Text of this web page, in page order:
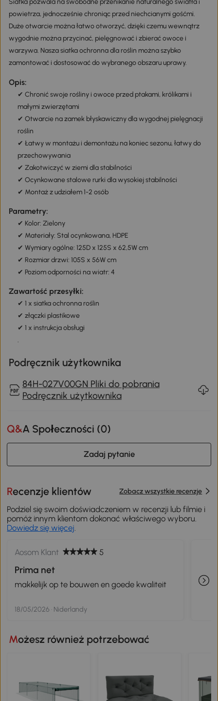
Siatka pozwala na swobodne przenikanie naturalnego światła i
powietrza, jednocześnie chroniąc przed niechcianymi gośćmi.
Duże otwarcie można łatwo otworzyć, dzięki czemu wewnątrz
wygodnie można przycinać, pielęgnować i zbierać owoce i
warzywa. Nasza siatka ochronna dla roślin można szybko
zamontować i dostosować do wybranego obszaru uprawy.
Opis:
✔ Chronić swoje rośliny i owoce przed ptakami, królikami i
małymi zwierzętami
✔ Otwarcie na zamek błyskawiczny dla wygodnej pielęgnacji
roślin
✔ Łatwy w montażu i demontażu na koniec sezonu, łatwy do
przechowywania
✔ Zakotwiczyć w ziemi dla stabilności
✔ Ocynkowane stalowe rurki dla wysokiej stabilności
✔ Montaż z udziałem 1-2 osób
Parametry:
✔ Kolor: Zielony
✔ Materiały: Stal ocynkowana, HDPE
✔ Wymiary ogólne: 125D x 125S x 62,5W cm
✔ Rozmiar drzwi: 105S x 56W cm
✔ Poziom odporności na wiatr: 4
Zawartość przesyłki:
✔ 1 x siatka ochronna roślin
✔ złączki plastikowe
✔ 1 x instrukcja obsługi
.
Podręcznik użytkownika
84H-027V00GN Pliki do pobrania
Podręcznik użytkownika
Q&A Społeczności (0)
Zadaj pytanie
Recenzje klientów Zobacz wszystkie recenzje
Podziel się swoim doświadczeniem w recenzji lub filmie i
pomóż innym klientom dokonać właściwego wyboru.
Dowiedz się więcej.
Aosom Klant 5
Prima net
makkelijk op te bouwen en goede kwaliteit
18/05/2026 · Niderlandy
Możesz również potrzebować